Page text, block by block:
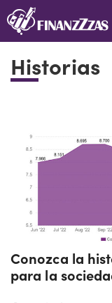
Saltar
al
Historias
Conozca la
para la